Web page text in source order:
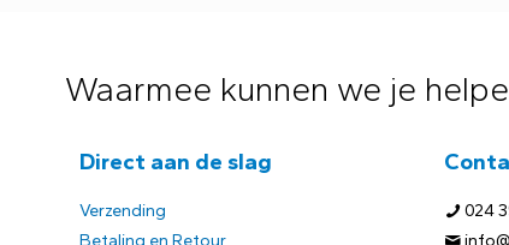
Waarmee kunnen we je
Direct aan de slag
Verzending
Betaling en Retour
024